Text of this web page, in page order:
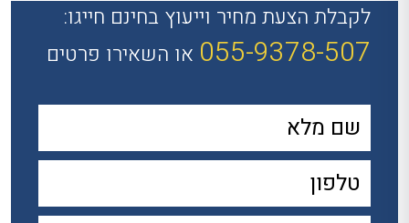
לקבלת הצעת מחיר וייעוץ בחינם חייגו:
055-9378-507 או השאירו פרטים